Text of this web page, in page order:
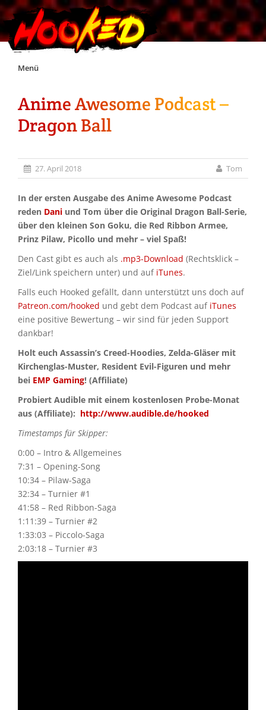
Skip
Menü
Unterstützt Hooked!
Exklusiv für Supporter*innen
Impressum
Jobs
Discord
Anime Awesome Podcast –
Dragon Ball
27. April 2018 Tom
In der ersten Ausgabe des Anime Awesome Podcast
reden Dani und Tom über die Original Dragon Ball-Serie,
über den kleinen Son Goku, die Red Ribbon Armee,
Prinz Pilaw, Picollo und mehr – viel Spaß!
Den Cast gibt es auch als .mp3-Download (Rechtsklick –
Ziel/Link speichern unter) und auf iTunes.
Falls euch Hooked gefällt, dann unterstützt uns doch auf
Patreon.com/hooked und gebt dem Podcast auf iTunes
eine positive Bewertung – wir sind für jeden Support
dankbar!
Holt euch Assassin’s Creed-Hoodies, Zelda-Gläser mit
Kirchenglas-Muster, Resident Evil-Figuren und mehr
bei EMP Gaming! (Affiliate)
Probiert Audible mit einem kostenlosen Probe-Monat
aus (Affiliate): http://www.audible.de/hooked
Timestamps für Skipper:
0:00 – Intro & Allgemeines
7:31 – Opening-Song
10:34 – Pilaw-Saga
32:34 – Turnier #1
41:58 – Red Ribbon-Saga
1:11:39 – Turnier #2
1:33:03 – Piccolo-Saga
2:03:18 – Turnier #3